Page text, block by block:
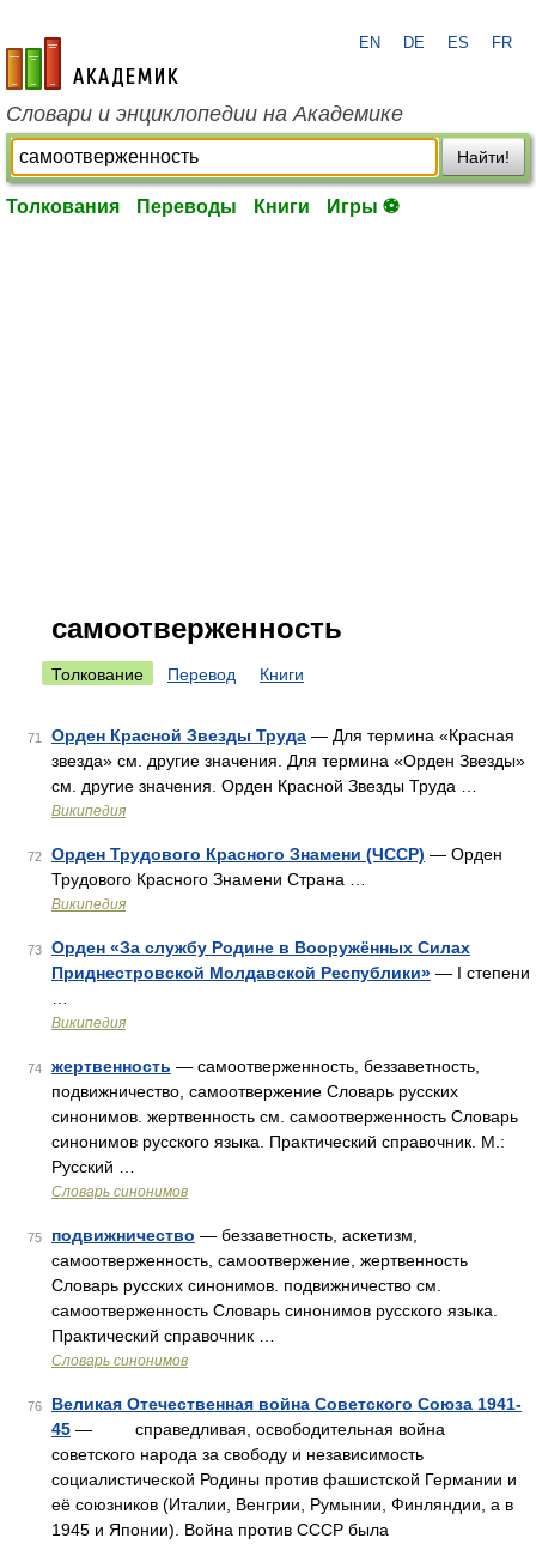
academic.ru
EN DE ES FR
Словари и энциклопедии на Академике
Найти!
Толкования Переводы Книги Игры ⚽
самоотверженность
Толкование Перевод Книги
71 Орден Красной Звезды Труда — Для термина «Красная
звезда» см. другие значения. Для термина «Орден Звезды»
см. другие значения. Орден Красной Звезды Труда …
Википедия
72 Орден Трудового Красного Знамени (ЧССР) — Орден
Трудового Красного Знамени Страна …
Википедия
73
Орден «За службу Родине в Вооружённых Силах
Приднестровской Молдавской Республики» — I степени
Википедия
74 жертвенность — самоотверженность, беззаветность,
подвижничество, самоотвержение Словарь русских
синонимов. жертвенность см. самоотверженность Словарь
синонимов русского языка. Практический справочник. М.:
Русский …
Словарь синонимов
75 подвижничество — беззаветность, аскетизм,
самоотверженность, самоотвержение, жертвенность
Словарь русских синонимов. подвижничество см.
самоотверженность Словарь синонимов русского языка.
Практический справочник …
Словарь синонимов
76
Великая Отечественная война Советского Союза 1941-
45 — справедливая, освободительная война
советского народа за свободу и независимость
социалистической Родины против фашистской Германии и
её союзников (Италии, Венгрии, Румынии, Финляндии, а в
1945 и Японии). Война против СССР была